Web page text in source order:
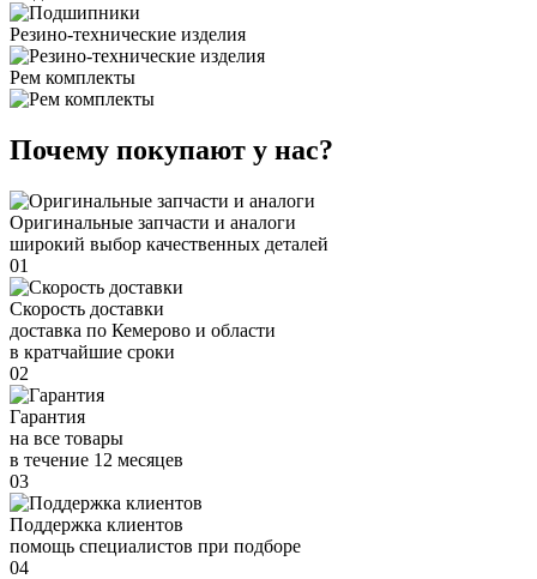
Резино-технические изделия
Рем комплекты
Почему покупают у нас?
Оригинальные запчасти и аналоги
широкий выбор качественных деталей
01
Скорость доставки
доставка по Кемерово и области
в кратчайшие сроки
02
Гарантия
на все товары
в течение 12 месяцев
03
Поддержка клиентов
помощь специалистов при подборе
04